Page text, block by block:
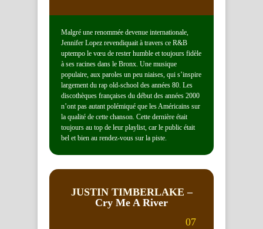
Malgré une renommée devenue internationale,
Jennifer Lopez revendiquait à travers ce R&B
uptempo le vœu de rester humble et toujours fidèle
à ses racines dans le Bronx. Une musique
populaire, aux paroles un peu niaises, qui s’inspire
largement du rap old-school des années 80. Les
discothèques françaises du début des années 2000
n’ont pas autant polémiqué que les Américains sur
la qualité de cette chanson. Cette dernière était
toujours au top de leur playlist, car le public était
bel et bien au rendez-vous sur la piste.
JUSTIN TIMBERLAKE –
Cry Me A River
07